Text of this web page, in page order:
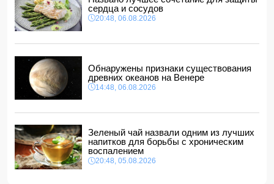
сердца и сосудов
20:48, 06.08.2026
Обнаружены признаки существования
древних океанов на Венере
14:48, 06.08.2026
Зеленый чай назвали одним из лучших
напитков для борьбы с хроническим
воспалением
20:48, 05.08.2026